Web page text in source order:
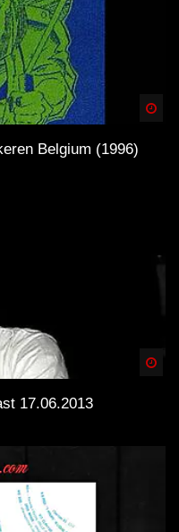
Belgium (1996)
17.06.2013